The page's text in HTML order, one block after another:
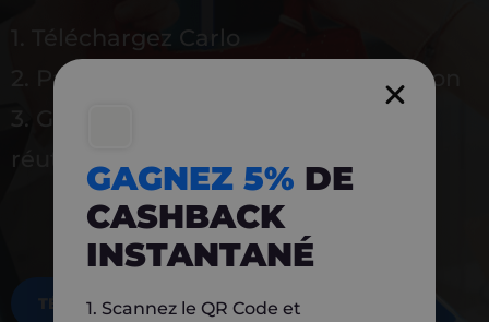
1. Téléchargez Carlo
2. Payez en magasin avec l’application
3. Gagnez instantanément 5 % à
réutiliser
TÉLÉCHARGEZ MAINTENANT
GAGNEZ 5% DE
CASHBACK
INSTANTANÉ
1. Scannez le QR Code et